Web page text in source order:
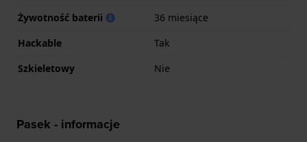
Żywotność baterii
36 miesiące
Hackable
Tak
Szkieletowy
Nie
Pasek - informacje